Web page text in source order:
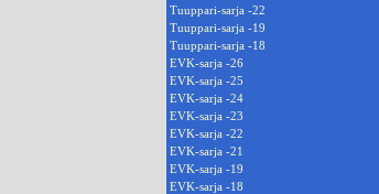
Tuuppari-sarja -22
Tuuppari-sarja -19
Tuuppari-sarja -18
EVK-sarja -26
EVK-sarja -25
EVK-sarja -24
EVK-sarja -23
EVK-sarja -22
EVK-sarja -21
EVK-sarja -19
EVK-sarja -18